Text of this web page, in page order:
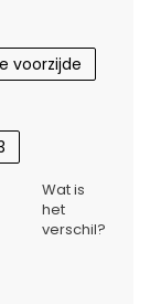
voorzijde
Wat is
het
verschil?